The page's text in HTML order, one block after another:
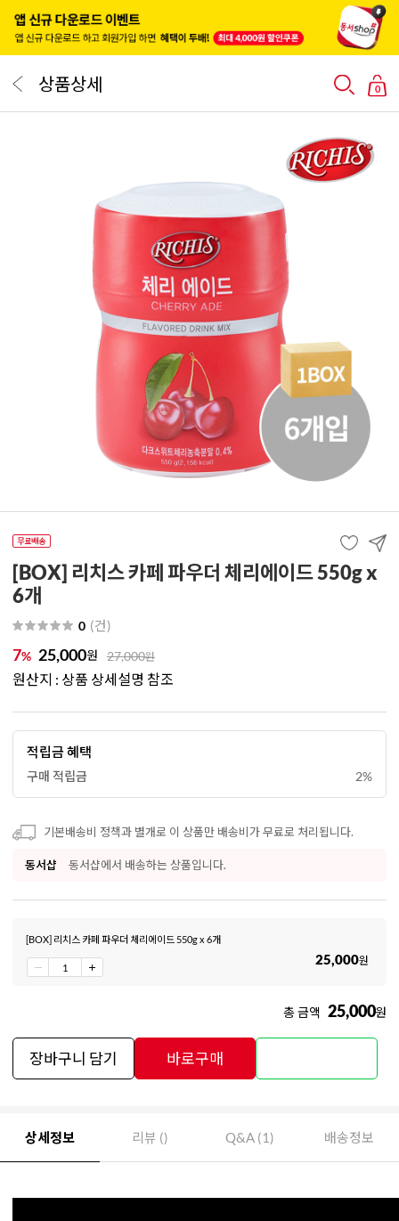
상품상세 0
[BOX] 리치스 카페 파우더 체리에이드 550g x
6개
0 (건)
7% 25,000원 27,000원
원산지 : 상품 상세설명 참조
적립금 혜택
구매 적립금 2%
기본배송비 정책과 별개로 이 상품만 배송비가 무료로 처리됩니다.
동서샵 동서샵에서 배송하는 상품입니다.
[BOX] 리치스 카페 파우더 체리에이드 550g x 6개
25,000원
총 금액 25,000원
장바구니 담기 바로구매
상세정보 리뷰 () Q&A (1) 배송정보